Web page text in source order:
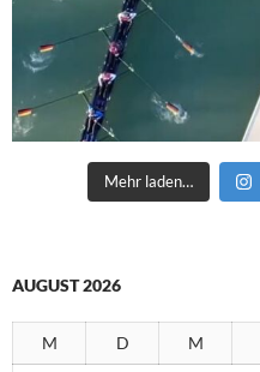
Mehr laden…
AUGUST 2026
M D M